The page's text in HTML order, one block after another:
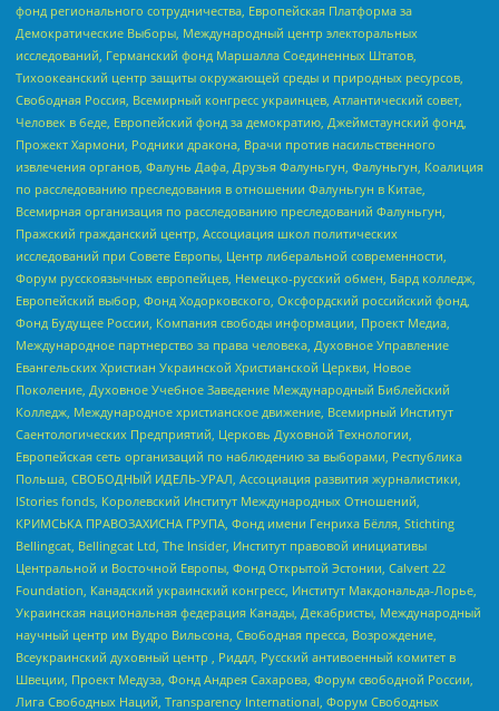
фонд регионального сотрудничества, Европейская Платформа за
Демократические Выборы, Международный центр электоральных
исследований, Германский фонд Маршалла Соединенных Штатов,
Тихоокеанский центр защиты окружающей среды и природных ресурсов,
Свободная Россия, Всемирный конгресс украинцев, Атлантический совет,
Человек в беде, Европейский фонд за демократию, Джеймстаунский фонд,
Прожект Хармони, Родники дракона, Врачи против насильственного
извлечения органов, Фалунь Дафа, Друзья Фалуньгун, Фалуньгун, Коалиция
по расследованию преследования в отношении Фалуньгун в Китае,
Всемирная организация по расследованию преследований Фалуньгун,
Пражский гражданский центр, Ассоциация школ политических
исследований при Совете Европы, Центр либеральной современности,
Форум русскоязычных европейцев, Немецко-русский обмен, Бард колледж,
Европейский выбор, Фонд Ходорковского, Оксфордский российский фонд,
Фонд Будущее России, Компания свободы информации, Проект Медиа,
Международное партнерство за права человека, Духовное Управление
Евангельских Христиан Украинской Христианской Церкви, Новое
Поколение, Духовное Учебное Заведение Международный Библейский
Колледж, Международное христианское движение, Всемирный Институт
Саентологических Предприятий, Церковь Духовной Технологии,
Европейская сеть организаций по наблюдению за выборами, Республика
Польша, СВОБОДНЫЙ ИДЕЛЬ-УРАЛ, Ассоциация развития журналистики,
IStories fonds, Королевский Институт Международных Отношений,
КРИМСЬКА ПРАВОЗАХИСНА ГРУПА, Фонд имени Генриха Бёлля, Stichting
Bellingcat, Bellingcat Ltd, The Insider, Институт правовой инициативы
Центральной и Восточной Европы, Фонд Открытой Эстонии, Calvert 22
Foundation, Канадский украинский конгресс, Институт Макдональда-Лорье,
Украинская национальная федерация Канады, Декабристы, Международный
научный центр им Вудро Вильсона, Свободная пресса, Возрождение,
Всеукраинский духовный центр , Риддл, Русский антивоенный комитет в
Швеции, Проект Медуза, Фонд Андрея Сахарова, Форум свободной России,
Лига Свободных Наций, Transparеncy International, Форум Свободных